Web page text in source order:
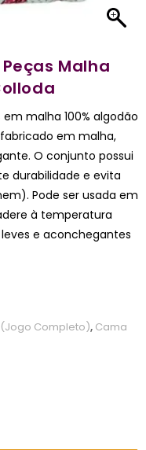
Malha
malha 100% algodão
em malha,
O conjunto possui
durabilidade e evita
Pode ser usada em
à temperatura
e aconchegantes
Completo), Cama